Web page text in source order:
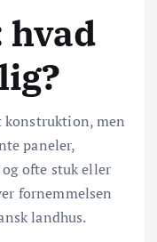
konstruktion, men
paneler,
ofte stuk eller
fornemmelsen
landhus.